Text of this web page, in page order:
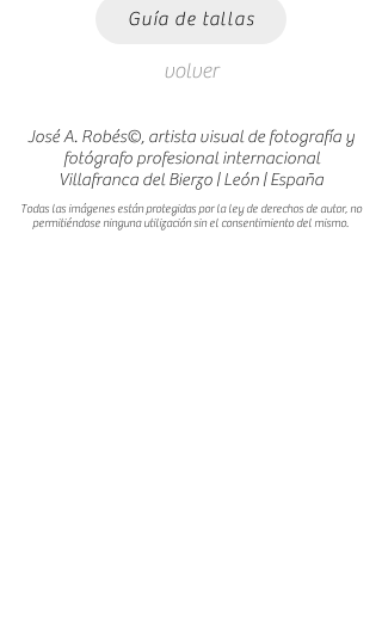
Guía de tallas
volver
José A. Robés©, artista visual de fotografía y
fotógrafo profesional internacional
Villafranca del Bierzo | León | España
Todas las imágenes están protegidas por la ley de derechos de autor, no
permitiéndose ninguna utilización sin el consentimiento del mismo.